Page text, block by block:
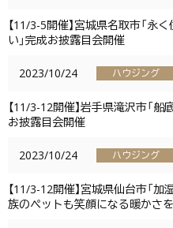
【11/3-5開催】宮城県名取市「永
い」完成お披露目会開催
2023/10/24 ハウジング
【11/3-12開催】岩手県滝沢市「
お披露目会開催
2023/10/24 ハウジング
【11/3-12開催】宮城県仙台市「
族のペットも笑顔になる暖かさ